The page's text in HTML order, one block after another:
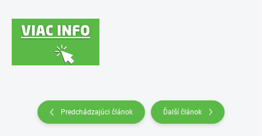
Predchádzajúci článok Ďalší článok